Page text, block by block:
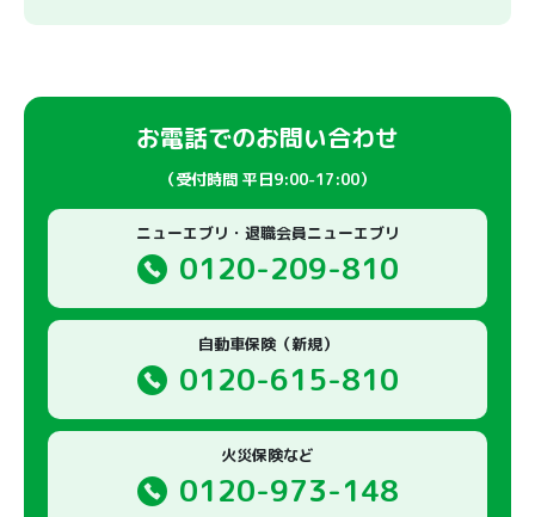
お電話でのお問い合わせ
（受付時間 平日9:00-17:00）
ニューエブリ・退職会員ニューエブリ
0120-209-810
自動車保険（新規）
0120-615-810
火災保険など
0120-973-148